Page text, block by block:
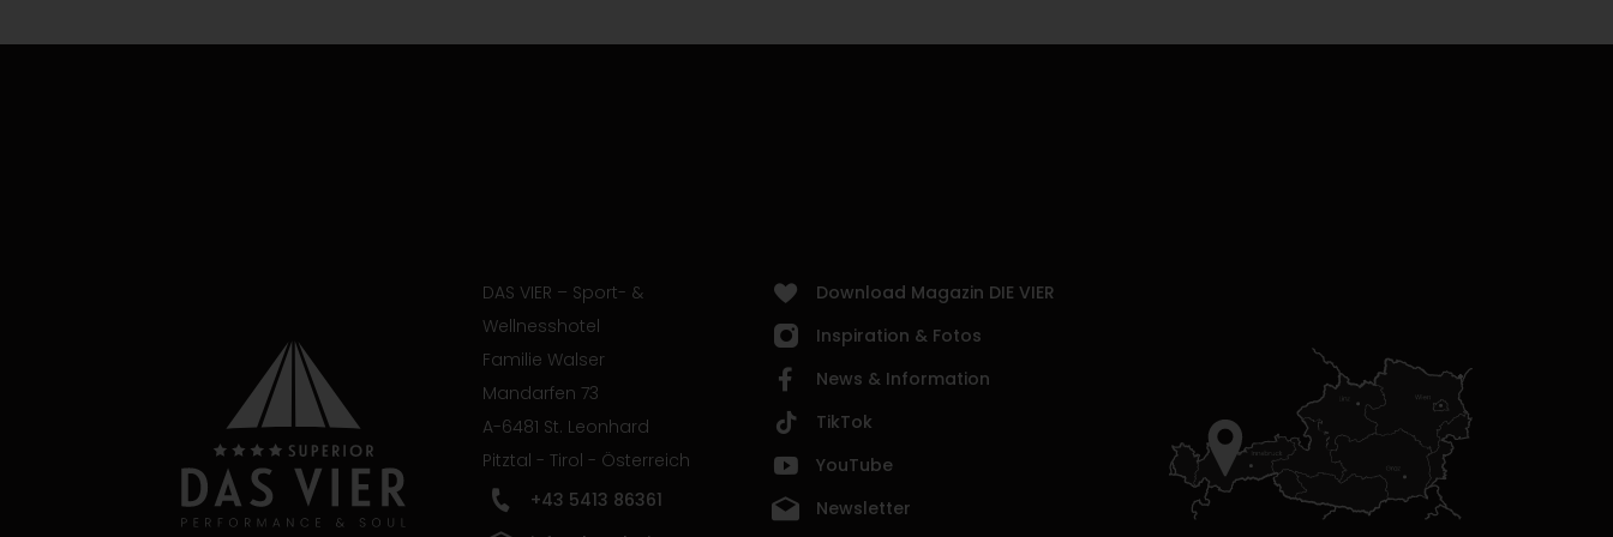
DAS VIER – Sport- &
Wellnesshotel
Familie Walser
Mandarfen 73
A-6481 St. Leonhard
Pitztal - Tirol - Österreich
+43 5413 86361
Download Magazin DIE VIER
Inspiration & Fotos
News & Information
TikTok
YouTube
Newsletter